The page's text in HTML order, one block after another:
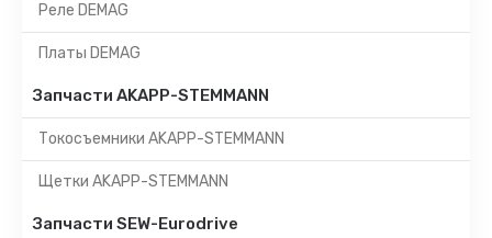
Реле DEMAG
Платы DEMAG
Запчасти AKAPP-STEMMANN
Токосъемники AKAPP-STEMMANN
Щетки AKAPP-STEMMANN
Запчасти SEW-Eurodrive